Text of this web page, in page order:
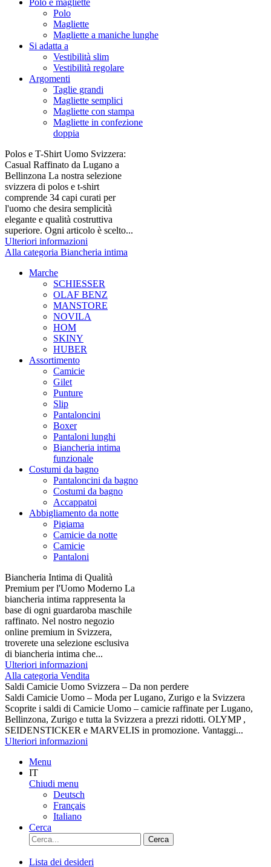
Polo e magliette
Polo
Magliette
Magliette a maniche lunghe
Si adatta a
Vestibilità slim
Vestibilità regolare
Argomenti
Taglie grandi
Magliette semplici
Magliette con stampa
Magliette in confezione
doppia
Polos e T-Shirt Uomo Svizzera:
Casual Raffinato da Lugano a
Bellinzona La nostra selezione
svizzera di polos e t-shirt
comprende 34 capi curati per
l'uomo che desira semplicità
elegante e qualità costruttiva
superiore. Ogni articolo è scelto...
Ulteriori informazioni
Alla categoria Biancheria intima
Marche
SCHIESSER
OLAF BENZ
MANSTORE
NOVILA
HOM
SKINY
HUBER
Assortimento
Camicie
Gilet
Punture
Slip
Pantaloncini
Boxer
Pantaloni lunghi
Biancheria intima
funzionale
Costumi da bagno
Pantaloncini da bagno
Costumi da bagno
Accappatoi
Abbigliamento da notte
Pigiama
Camicie da notte
Camicie
Pantaloni
Biancheria Intima di Qualità
Premium per l'Uomo Moderno La
biancheria intima rappresenta la
base di ogni guardaroba maschile
raffinato. Nel nostro negozio
online premium in Svizzera,
troverete una selezione esclusiva
di biancheria intima che...
Ulteriori informazioni
Alla categoria Vendita
Saldi Camicie Uomo Svizzera – Da non perdere
Saldi Camicie Uomo – Moda per Lugano, Zurigo e la Svizzera
Scoprite i saldi di Camicie Uomo – camicie raffinate per Lugano,
Bellinzona, Zurigo e tutta la Svizzera a prezzi ridotti. OLYMP ,
SEIDENSTICKER e MARVELIS in promozione. Vantaggi...
Ulteriori informazioni
Menu
IT
Chiudi menu
Deutsch
Français
Italiano
Cerca
Cerca
Lista dei desideri